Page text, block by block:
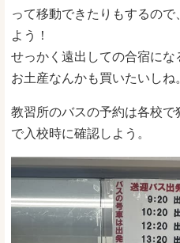
って移動できたりもするの
よう！
せっかく遠出しての合宿に
お土産なんかも買いたいしね
教習所のバスの予約は各校
で入校時に確認しよう。